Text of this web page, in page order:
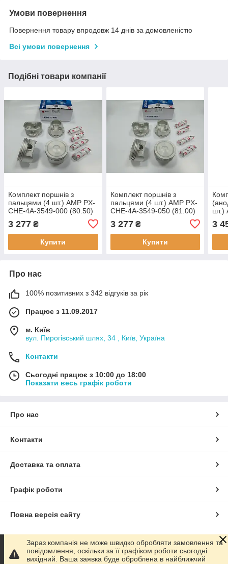
Умови повернення
Повернення товару впродовж 14 днів за домовленістю
Всі умови повернення
Подібні товари компанії
Комплект поршнів з
пальцями (4 шт.) AMP PX-
CHE-4A-3549-000 (80.50)
STD Анодовані для Lacetti
1.8 LDA, F18D3,
оригінальні номери:
3 277 ₴
Купити
Комплект поршнів з
пальцями (4 шт.) AMP PX-
CHE-4A-3549-050 (81.00)
Анодовані для Lacetti 1.8
LDA, F18D3,
3 277₴
Купити
шт.)
3
Про нас
100% позитивних з 342 відгуків за рік
Працює з 11.09.2017
м. Київ
вул. Пирогівський шлях, 34 , Київ, Україна
Контакти
Сьогодні працює з 10:00 до 18:00
Показати весь графік роботи
Про нас
Контакти
Доставка та оплата
Графік роботи
Повна версія сайту
Сайт створено на маркетплейсі Prom.ua
Зараз компанія не може швидко обробляти замовлення та
повідомлення, оскільки за її графіком роботи сьогодні
вихідний. Ваша заявка буде оброблена в найближчий